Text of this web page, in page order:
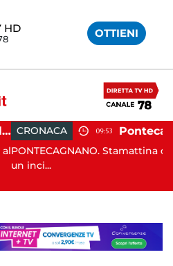
HD OTTIENI
09:53
Stamattina dopo le 8:30 si